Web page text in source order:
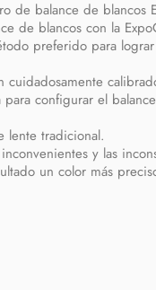
balance de
de blancos con la
preferido para
configurar el
lente tradicional.
y las
un color más